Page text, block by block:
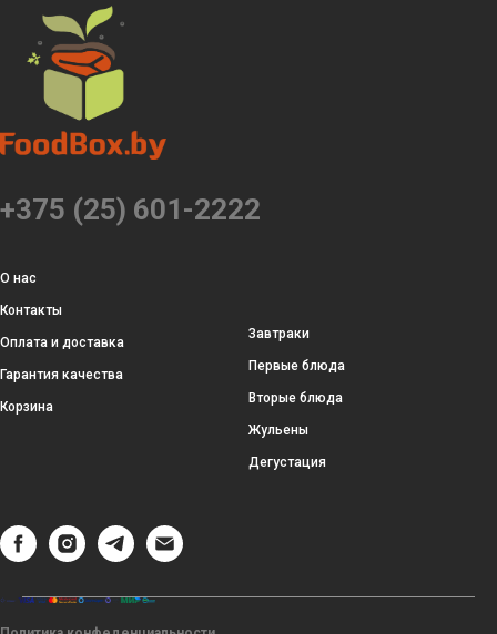
+375 (25) 601-2222
О нас
Контакты
Оплата и доставка
Гарантия качества
Корзина
Завтраки
Первые блюда
Вторые блюда
Жульены
Дегустация